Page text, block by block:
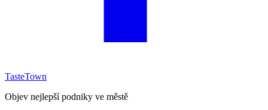
TasteTown
Objev nejlepší podniky ve městě